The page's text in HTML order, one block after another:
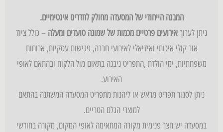
המבנה הייחודי של המסעדה מחולק לחדרים אינטימיים.
ניתן לערוךאירועים פרטיים מכמות של שמונה סועדים ומעלה – כולל ציוד
אור קולי איכותי ואידיאלי לאירועי חברה, פגישות עסקיות, ארוחות
משפחתיות, ימי הולדת ,התפריט ניבנה בתאום מול הלקוח ובהתאם לאופי
האירוע.
ניתן לסגור תפריט מראש או ליהנות מתפריט המסעדה המשתנה בהתאם
למוצרי הגלם הטריים.
במסעדה יש חצר פנימית מקורה המתאימה לאופי המקום, מקורה בחודשי